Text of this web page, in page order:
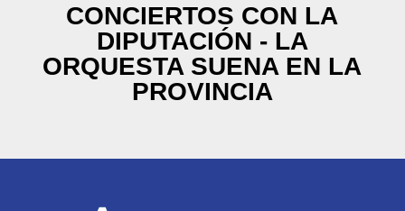
CONCIERTOS CON LA
DIPUTACIÓN - LA
ORQUESTA SUENA EN LA
PROVINCIA